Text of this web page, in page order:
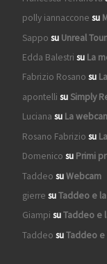
polly iannaccone su
Sappo su Unreal
Edda Balestri su La
Fabrizio Rosano su
apontelli suSimply
Luciana su La
Rosano Fabrizio su
Domenico su Primi
Taddeo suWebcam
gierre suTaddeo e
Giampi suTaddeo e
Taddeo suTaddeo e